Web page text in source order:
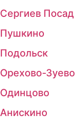
Сергиев Посад
Пушкино
Подольск
Орехово-Зуево
Одинцово
Анискино